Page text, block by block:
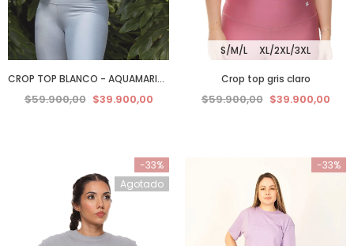
CROP TOP BLANCO - AQUAMARINA
$59.900,00 $39.900,00
S/M/L XL/2XL/3XL
Crop top gris claro
$59.900,00 $39.900,00
-33%
Agotado
-33%